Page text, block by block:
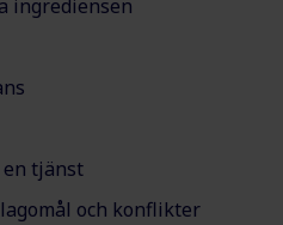
ingrediensen
tjänst
och konflikter